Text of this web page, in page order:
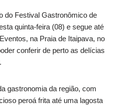
do Festival Gastronômico de
quinta-feira (08) e segue até
na Praia de Itaipava, no
conferir de perto as delícias
gastronomia da região, com
peroá frita até uma lagosta